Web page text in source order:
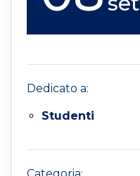
Dedicato a:
Studenti